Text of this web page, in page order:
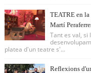
TEATRE en
Martí
Tant es val,
platea d'un teatre s'...
Reflexions